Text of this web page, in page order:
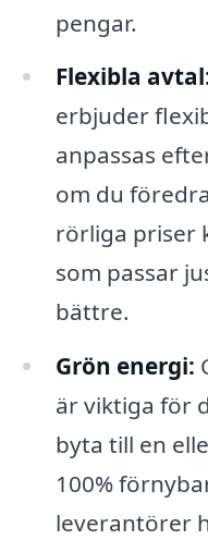
pengar.
Flexibla
erbjuder
anpassas
om du
rörliga priser
som passar
bättre.
Grön energi:
är viktiga för
byta till en
100%
leverantörer